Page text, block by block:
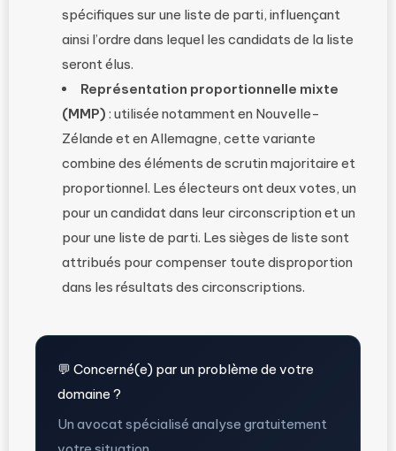
spécifiques sur une liste de parti, influençant
ainsi l’ordre dans lequel les candidats de la liste
seront élus.
Représentation proportionnelle mixte
(MMP) : utilisée notamment en Nouvelle-
Zélande et en Allemagne, cette variante
combine des éléments de scrutin majoritaire et
proportionnel. Les électeurs ont deux votes, un
pour un candidat dans leur circonscription et un
pour une liste de parti. Les sièges de liste sont
attribués pour compenser toute disproportion
dans les résultats des circonscriptions.
💬 Concerné(e) par un problème de votre
domaine ?
Un avocat spécialisé analyse gratuitement